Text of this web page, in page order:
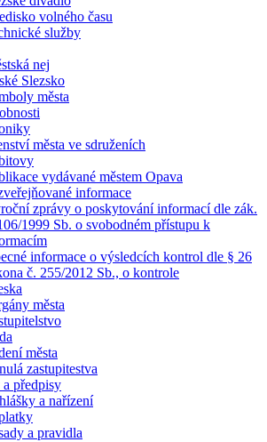
volného času
služby
nej
Slezsko
města
města ve sdruženích
vydávané městem Opava
informace
zprávy o poskytování informací dle zák.
1999 Sb. o svobodném přístupu k
informace o výsledcích kontrol dle § 26
č. 255/2012 Sb., o kontrole
města
města
zastupitestva
předpisy
a nařízení
a pravidla